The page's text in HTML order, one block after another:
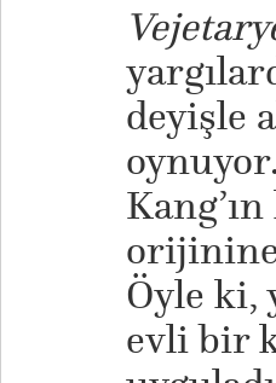
deyişle
Öyle ki,
evli bir